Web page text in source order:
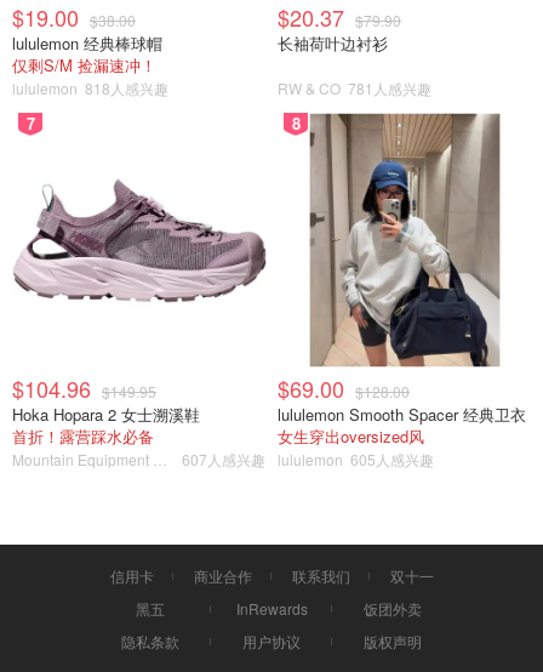
$19.00 $38.00
lululemon 经典棒球帽
仅剩S/M 捡漏速冲！
lululemon 818人感兴趣
$20.37 $79.90
长袖荷叶边衬衫
RW & CO 781人感兴趣
7
$104.96 $149.95
Hoka Hopara 2 女士溯溪鞋
首折！露营踩水必备
607人感兴趣
8
$69.00 $128.00
lululemon Smooth Spacer 经典卫衣
女生穿出oversized风
lululemon 605人感兴趣
信用卡 商业合作 联系我们
双十一
黑五
InRewards
饭团外卖
隐私条款
用户协议 版权声明